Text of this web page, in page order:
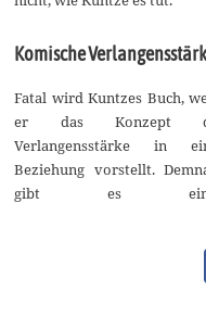
Komische
Fatal wird Kuntzes Buch,
er das Konzept
Verlangensstärke in
Beziehung vorstellt.
gibt es